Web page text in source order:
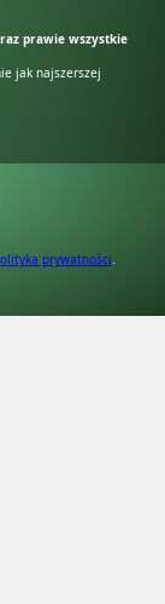
prawie wszystkie
jak najszerszej
prywatności